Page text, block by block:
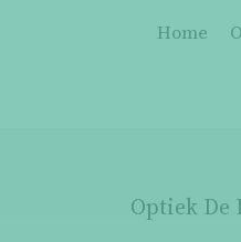
Home
Optiek De